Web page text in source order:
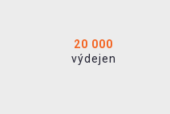
20 000
výdejen